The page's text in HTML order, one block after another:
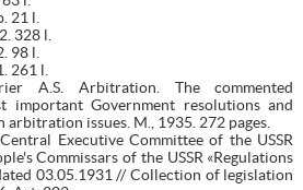
21 l.
328 l.
98 l.
261 l.
A.S. Arbitration. The commented
important Government resolutions and
issues. M., 1935. 272 pages.
Executive Committee of the USSR
Commissars of the USSR «Regulations
03.05.1931 // Collection of legislation